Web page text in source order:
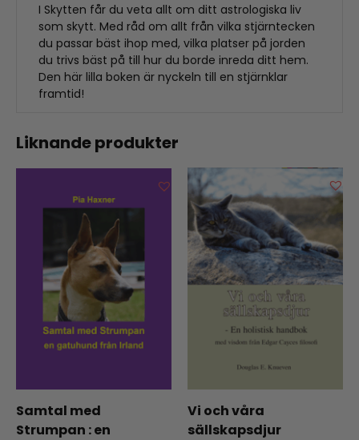
I Skytten får du veta allt om ditt astrologiska liv
som skytt. Med råd om allt från vilka stjärntecken
du passar bäst ihop med, vilka platser på jorden
du trivs bäst på till hur du borde inreda ditt hem.
Den här lilla boken är nyckeln till en stjärnklar
framtid!
Liknande produkter
Samtal med
Strumpan : en
Vi och våra
sällskapsdjur